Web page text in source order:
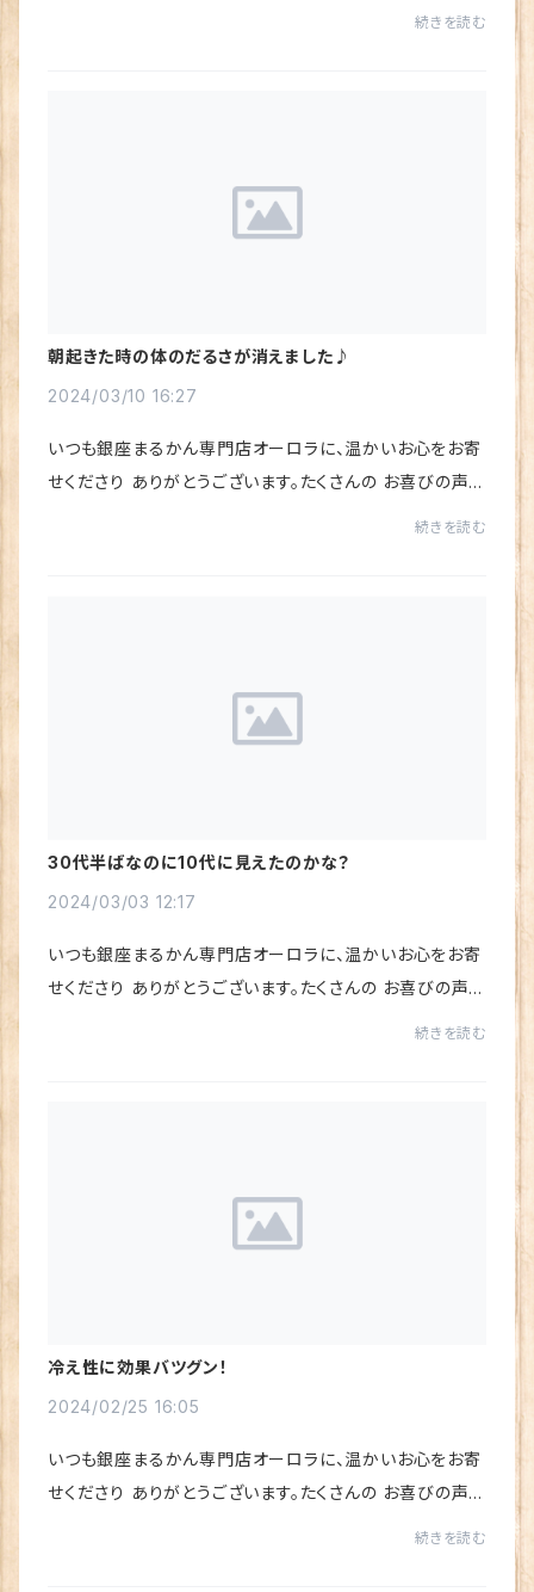
続きを読む
朝起きた時の体のだるさが消えました♪
2024/03/10 16:27
いつも銀座まるかん専門店オーロラに、温かいお心をお寄
せくださり ありがとうございます。たくさんの お喜びの声を
いただき、心から感謝しています♪相乗効果バツグンと喜
続きを読む
30代半ばなのに10代に見えたのかな？
2024/03/03 12:17
いつも銀座まるかん専門店オーロラに、温かいお心をお寄
せくださり ありがとうございます。たくさんの お喜びの声を
続きを読む
冷え性に効果バツグン！
2024/02/25 16:05
いつも銀座まるかん専門店オーロラに、温かいお心をお寄
せくださり ありがとうございます。たくさんの お喜びの声を
続きを読む